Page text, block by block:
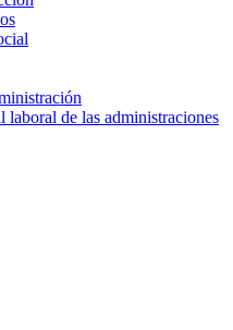
laboral de las administraciones